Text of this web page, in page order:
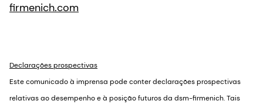
firmenich.com
Declarações prospectivas
Este comunicado à imprensa pode conter declarações prospectivas
relativas ao desempenho e à posição futuros da dsm-firmenich. Tais